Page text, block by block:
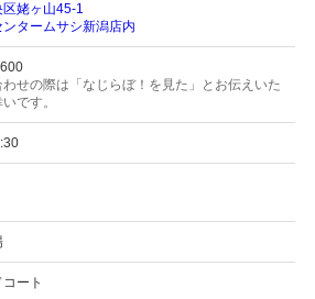
姥ヶ山45-1
ンタームサシ新潟店内
せの際は「なじらぼ！を見た」とお伝えいた
です。
ート